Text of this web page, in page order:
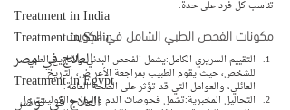
Treatment in India
Treatment in Spain
العلاج في مصر
Treatment in Egypt
العلاج في تونس
تناسب كل فرد على حدة.
مكونات الفحص الطبي الشامل في الكويت
التقييم السريري الكامل:يشمل الفحص البدني والتاريخ الطبي
للشخص، حيث يقوم الطبيب بمراجعة الأعراض، التاريخ
العائلي، والعوامل التي قد تؤثر على الصحة العامة.
التحاليل المخبرية:تشمل فحوصات الدم والبول والكوليسترول